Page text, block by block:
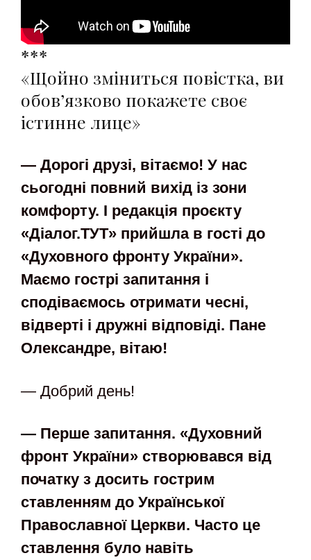
***
«Щойно зміниться повістка, ви
обов’язково покажете своє
істинне лице»
— Дорогі друзі, вітаємо! У нас
сьогодні повний вихід із зони
комфорту. І редакція проєкту
«Діалог.ТУТ» прийшла в гості до
«Духовного фронту України».
Маємо гострі запитання і
сподіваємось отримати чесні,
відверті і дружні відповіді. Пане
Олександре, вітаю!
— Добрий день!
— Перше запитання. «Духовний
фронт України» створювався від
початку з досить гострим
ставленням до Української
Православної Церкви. Часто це
ставлення було навіть